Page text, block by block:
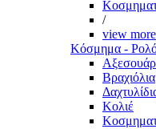
/
view more
Κόσμημα -
Αξεσουάρ
Βραχιόλια
Κολιέ